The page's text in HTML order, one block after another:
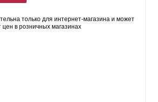
только для интернет-магазина и может
цен в розничных магазинах